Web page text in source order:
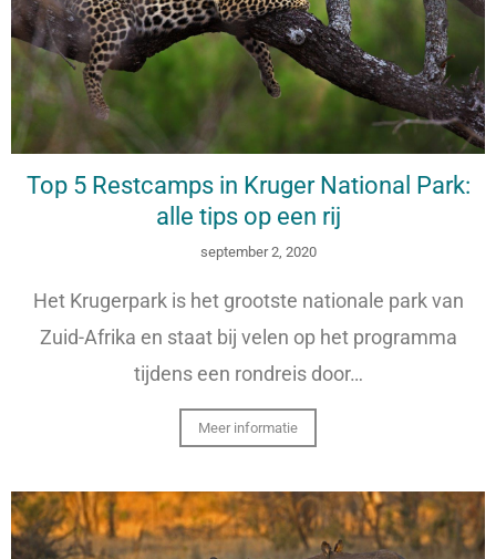
Top 5 Restcamps in Kruger National Park:
alle tips op een rij
september 2, 2020
Het Krugerpark is het grootste nationale park van
Zuid-Afrika en staat bij velen op het programma
tijdens een rondreis door…
Meer informatie